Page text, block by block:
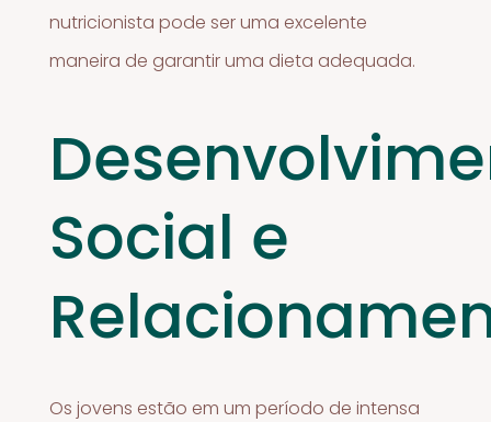
nutricionista pode ser uma excelente
maneira de garantir uma dieta adequada.
Social e
Os jovens estão em um período de intensa